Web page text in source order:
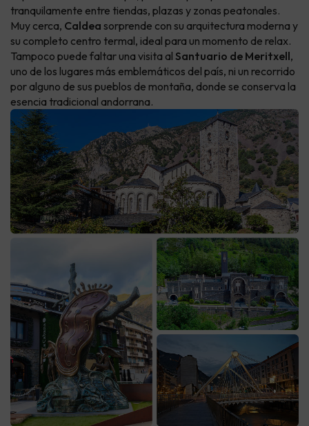
tranquilamente entre tiendas, plazas y zonas peatonales.
Muy cerca, Caldea sorprende con su arquitectura moderna y
su completo centro termal, ideal para un momento de relax.
Tampoco puede faltar una visita al Santuario de Meritxell,
uno de los lugares más emblemáticos del país, ni un recorrido
por alguno de sus pueblos de montaña, donde se conserva la
esencia tradicional andorrana.